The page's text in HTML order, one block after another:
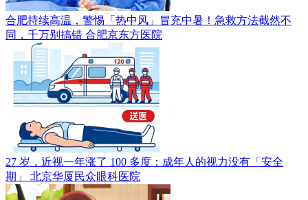
合肥持续高温，警惕「热中风」冒充中暑！急救方法截然不
同，千万别搞错 合肥京东方医院
27 岁，近视一年涨了 100 多度：成年人的视力没有「安全
期」 北京华厦民众眼科医院